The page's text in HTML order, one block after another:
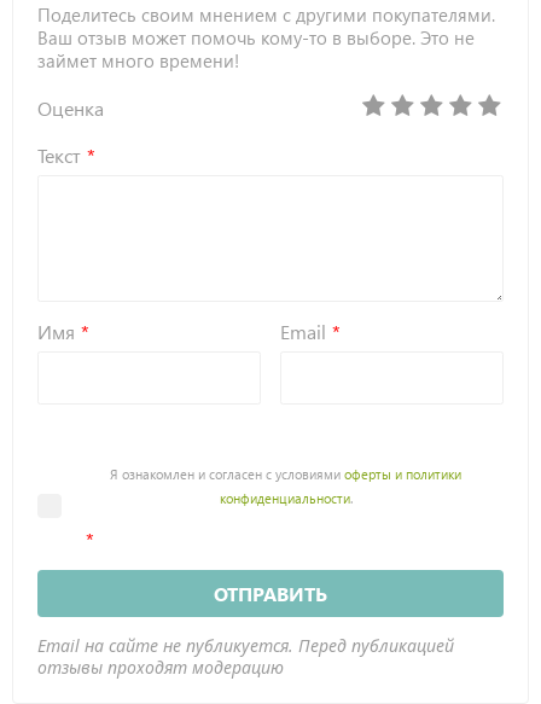
Поделитесь своим мнением с другими покупателями.
Ваш отзыв может помочь кому-то в выборе. Это не
займет много времени!
Оценка
Текст
Имя Email
Я ознакомлен и согласен с условиямиоферты и политики
конфиденциальности.
ОТПРАВИТЬ
Email на сайте не публикуется. Перед публикацией
отзывы проходят модерацию